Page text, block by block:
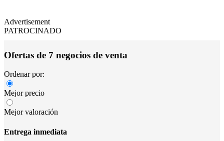
Advertisement
PATROCINADO
Ofertas de 7 negocios de venta
Ordenar por:
Mejor precio
Mejor valoración
Entrega inmediata